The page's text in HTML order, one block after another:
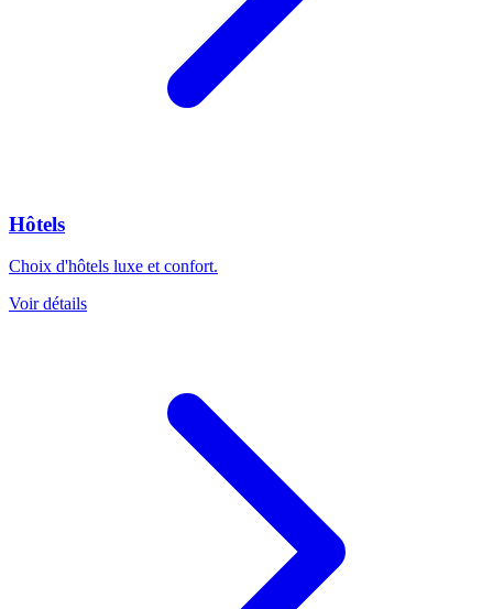
Hôtels
Choix d'hôtels luxe et confort.
Voir détails